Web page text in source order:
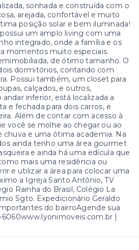
sonhada e construída com o
arejada, confortável e muito
posição solar e bem iluminada!
um amplo living com uma
integrado, onde a família e os
momentos muito especiais.
de ótimo tamanho. O
dormitórios, contando com
Possui também, um closet para
calçados, e outros,
inferior, está localizada a
e fechada para dois carros, e
Além de contar com acesso à
você se molhe ao chegar ou ao
chuva e uma ótima academia. Na
ainda tenho uma área gourmet
e ainda há uma edícula que
mais uma residência ou
e utilizar a área para colocar uma
a Igreja Santo Antônio, TV
Rainha do Brasil, Colégio La
Sgto. Expedicionário Geraldo
do bairroAgende sua
|